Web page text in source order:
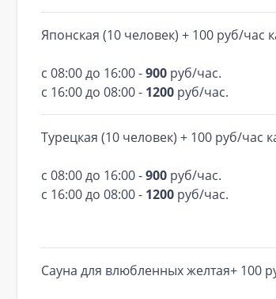
Японская (10 человек) + 100 руб/
с 08:00 до 16:00 -900 руб/час.
с 16:00 до 08:00 - 1200 руб/час.
Турецкая (10 человек) + 100 руб/
с 08:00 до 16:00 -900 руб/час.
с 16:00 до 08:00 - 1200 руб/час.
Сауна для влюбленных желтая+ 100